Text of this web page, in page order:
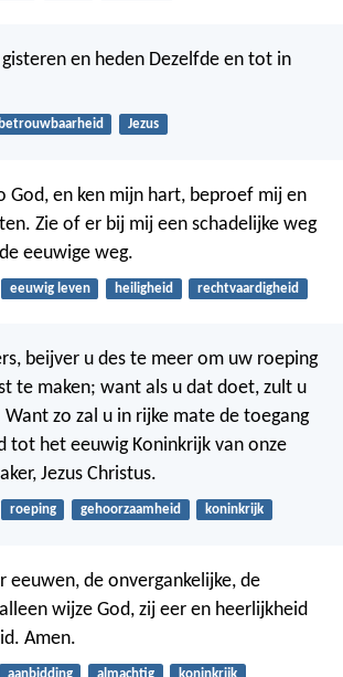
gisteren en heden Dezelfde en tot in
betrouwbaarheid Jezus
God, en ken mijn hart, beproef mij en
Zie of er bij mij een schadelijke weg
eeuwige weg.
eeuwig leven heiligheid rechtvaardigheid
beijver u des te meer om uw roeping
te maken; want als u dat doet, zult u
zo zal u in rijke mate de toegang
tot het eeuwig Koninkrijk van onze
Jezus Christus.
roeping gehoorzaamheid koninkrijk
eeuwen, de onvergankelijke, de
wijze God, zij eer en heerlijkheid
Amen.
aanbidding almachtig koninkrijk